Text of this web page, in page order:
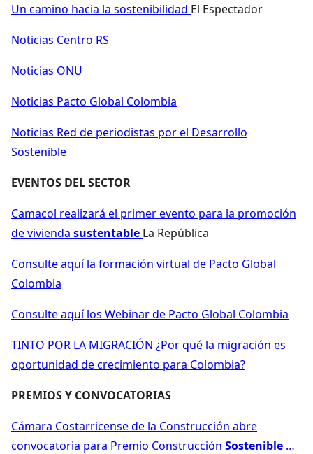
Un camino hacia la sostenibilidad El Espectador
Noticias Centro RS
Noticias ONU
Noticias Pacto Global Colombia
Noticias Red de periodistas por el Desarrollo
Sostenible
EVENTOS DEL SECTOR
Camacol realizará el primer evento para la promoción
de vivienda sustentable La República
Consulte aquí la formación virtual de Pacto Global
Colombia
Consulte aquí los Webinar de Pacto Global Colombia
TINTO POR LA MIGRACIÓN ¿Por qué la migración es
oportunidad de crecimiento para Colombia?
PREMIOS Y CONVOCATORIAS
Cámara Costarricense de la Construcción abre
convocatoria para Premio Construcción Sostenible …